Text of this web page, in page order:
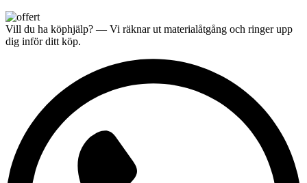
Vill du ha köphjälp? — Vi räknar ut materialåtgång och ringer upp
dig inför ditt köp.